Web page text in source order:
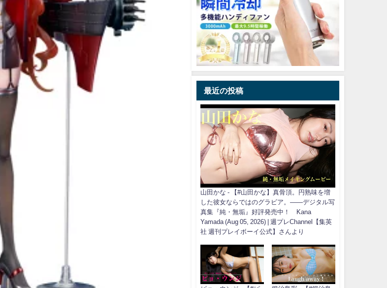
最近の投稿
山田かな - 【#山田かな】真骨頂。円熟味を増
した彼女ならではのグラビア。――デジタル写
真集『純・無垢』好評発売中！ Kana
Yamada (Aug 05, 2026) | 週プレChannel【集英
社 週刊プレイボーイ公式】さんより